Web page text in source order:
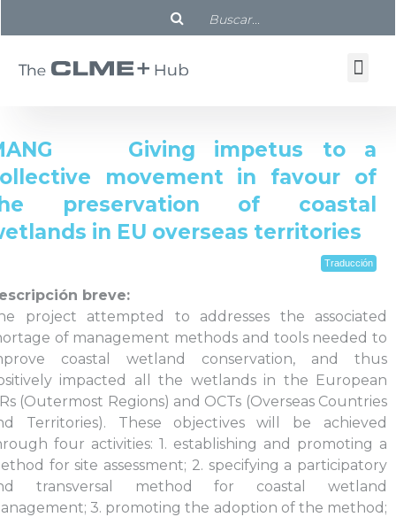
Giving impetus to a
movement in favour of
preservation of coastal
in EU overseas territories
Traducción
breve:
project attempted to addresses the associated
of management methods and tools needed to
coastal wetland conservation, and thus
impacted all the wetlands in the European
(Outermost Regions) and OCTs (Overseas Countries
Territories). These objectives will be achieved
four activities: 1. establishing and promoting a
for site assessment; 2. specifying a participatory
transversal method for coastal wetland
3. promoting the adoption of the method;